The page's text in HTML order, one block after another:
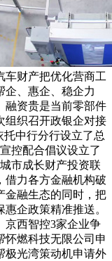
车财产把优化营商工
企、惠企、稳企力
融资贵是当前零部件
组织召开政银企对接
中行分行设立了总
控配合倡议设立了
市成长财产投资联
借力各方金融机构破
金融生态的同时，把
企政策精准推送。
京西智控3家企业争
怀燃科技无限公司申
极光湾策动机申请外